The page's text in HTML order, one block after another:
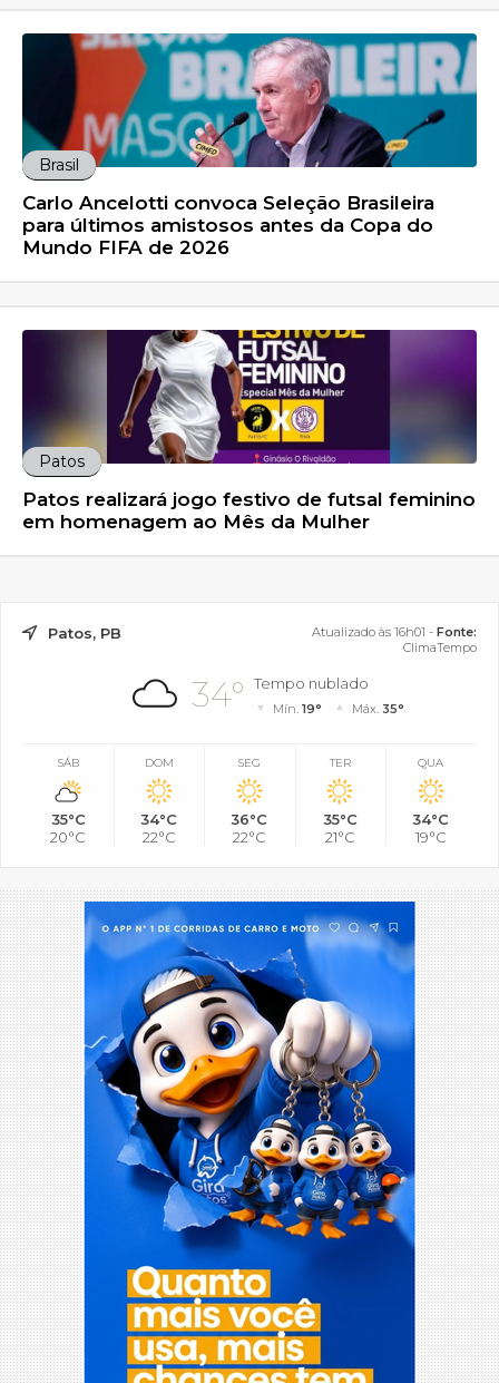
Brasil
Carlo Ancelotti convoca Seleção Brasileira
para últimos amistosos antes da Copa do
Mundo FIFA de 2026
Patos
Patos realizará jogo festivo de futsal feminino
em homenagem ao Mês da Mulher
Patos, PB Atualizado às 16h01 - Fonte:
ClimaTempo
34° Tempo nublado
Mín.19° Máx. 35°
SÁB
35°C
20°C
DOM
34°C
22°C
SEG
36°C
22°C
TER
35°C
21°C
QUA
34°C
19°C